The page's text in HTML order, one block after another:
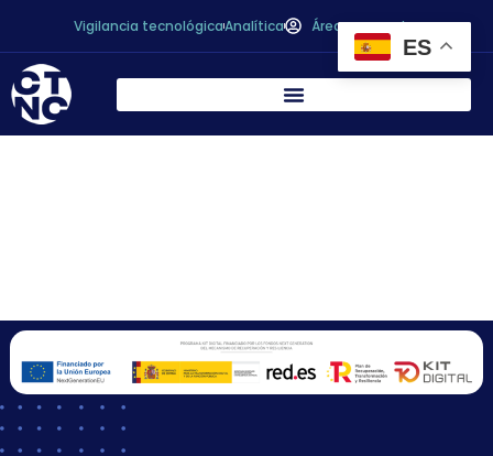
Vigilancia tecnológicaAnalítica Área personal
ES